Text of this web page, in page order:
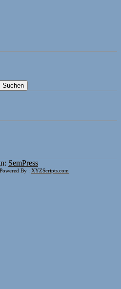
SemPress
Powered By : XYZScripts.com